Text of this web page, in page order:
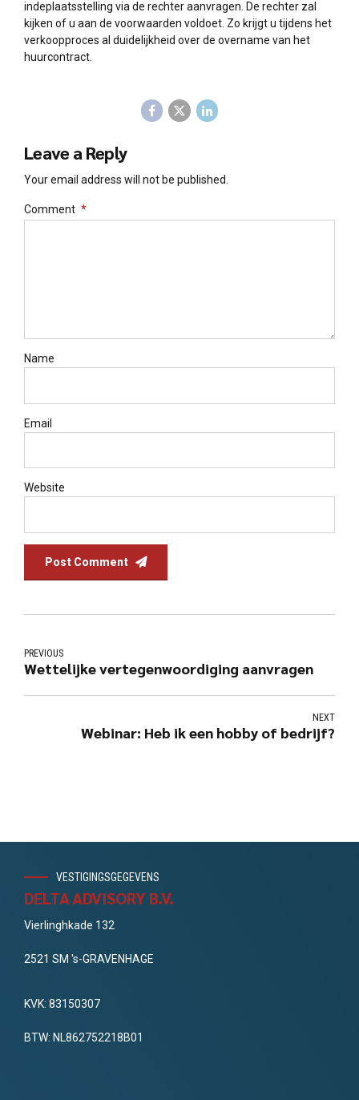
indeplaatsstelling via de rechter aanvragen. De rechter zal
kijken of u aan de voorwaarden voldoet. Zo krijgt u tijdens het
verkoopproces al duidelijkheid over de overname van het
huurcontract.
Leave a Reply
Your email address will not be published.
Comment *
Name
Email
Website
Post Comment
PREVIOUS
Wettelijke vertegenwoordiging aanvragen
NEXT
Webinar: Heb ik een hobby of bedrijf?
VESTIGINGSGEGEVENS
DELTA ADVISORY B.V.
Vierlinghkade 132
2521 SM 's-GRAVENHAGE
KVK: 83150307
BTW: NL862752218B01